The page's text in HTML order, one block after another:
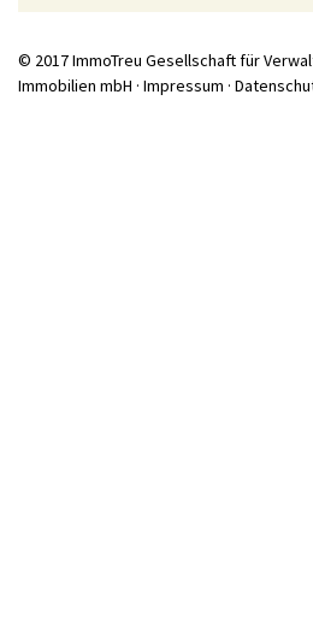
© 2017 ImmoTreu Gesellschaft für
Immobilien mbH · Impressum ·